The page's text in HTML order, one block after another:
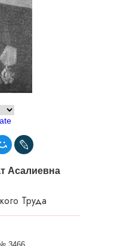
Асалиевна
Труда